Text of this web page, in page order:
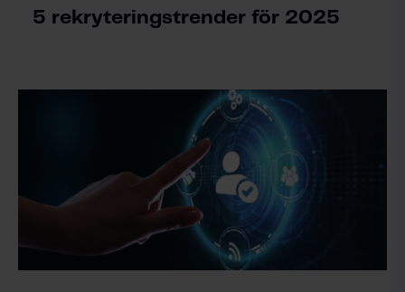
5 rekryteringstrender för 2025